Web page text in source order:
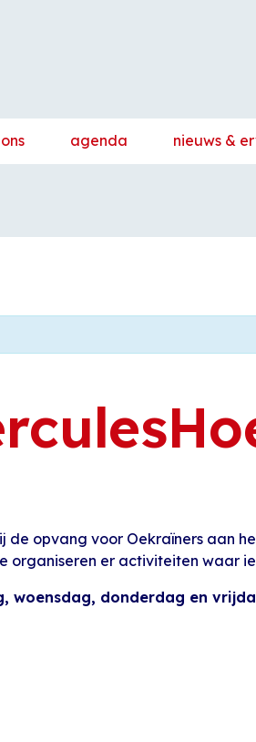
agenda nieuws &
opvang voor Oekraïners aan
organiseren er activiteiten waar
woensdag, donderdag en